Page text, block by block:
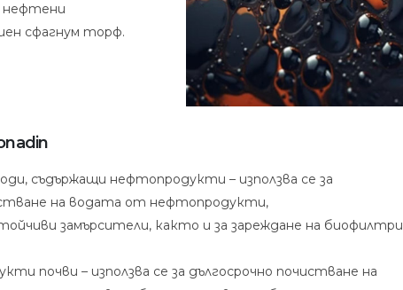
нефтени
сфагнум торф.
съдържащи нефтопродукти – използва се за
на водата от нефтопродукти,
замърсители, както и за зареждане на биофилтри
почви – използва се за дългосрочно почистване на